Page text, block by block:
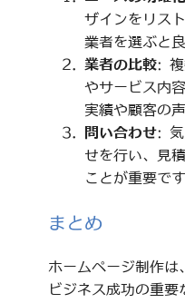
ザインをリス
業者を選ぶと
業者の比較: 複
やサービス内
実績や顧客の
問い合わせ: 気
せを行い、見
ことが重要です
まとめ
ホームページ制作は
ビジネス成功の重